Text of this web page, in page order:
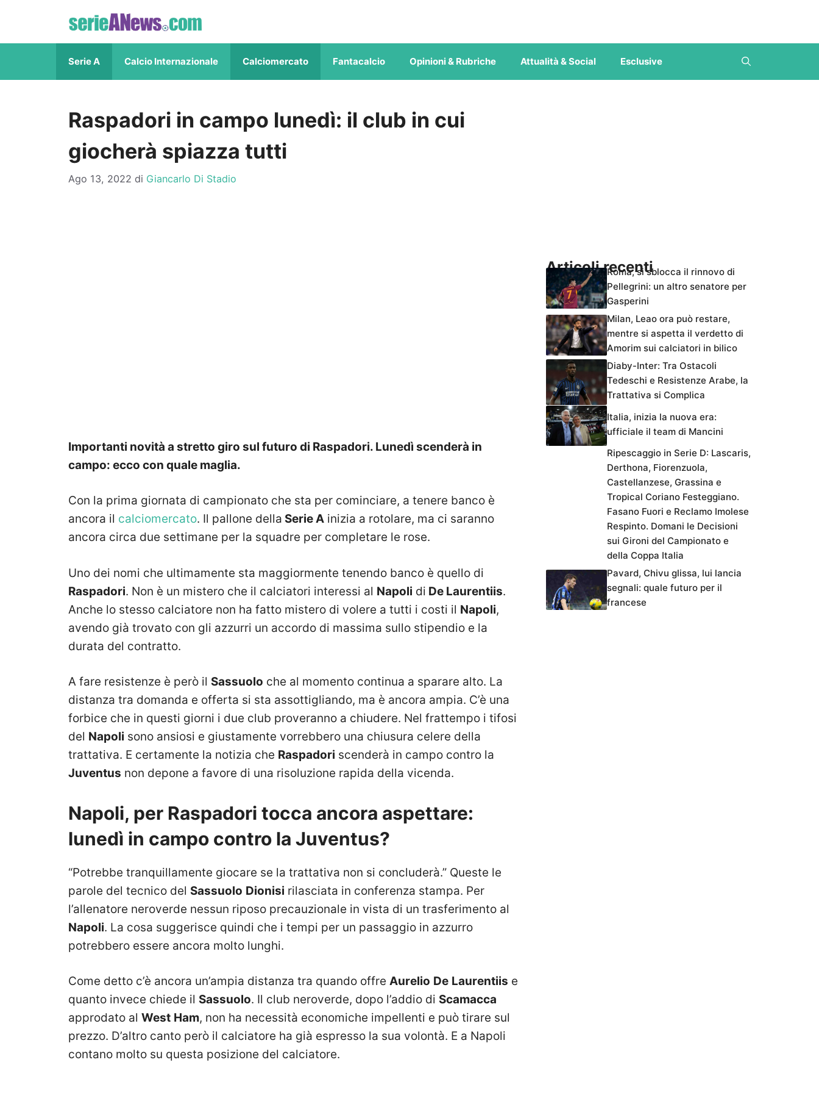
contenuto
Serie A Calcio Internazionale Calciomercato Fantacalcio Opinioni & Rubriche Attualità & Social Esclusive
Raspadori in campo lunedì: il club in cui
giocherà spiazza tutti
Ago 13, 2022 di Giancarlo Di Stadio
Importanti novità a stretto giro sul futuro di Raspadori. Lunedì scenderà in
campo: ecco con quale maglia.
Con la prima giornata di campionato che sta per cominciare, a tenere banco è
ancora il calciomercato. Il pallone della Serie A inizia a rotolare, ma ci saranno
ancora circa due settimane per la squadre per completare le rose.
Uno dei nomi che ultimamente sta maggiormente tenendo banco è quello di
Raspadori. Non è un mistero che il calciatori interessi al Napoli di De Laurentiis.
Anche lo stesso calciatore non ha fatto mistero di volere a tutti i costi il Napoli,
avendo già trovato con gli azzurri un accordo di massima sullo stipendio e la
durata del contratto.
A fare resistenze è però il Sassuolo che al momento continua a sparare alto. La
distanza tra domanda e offerta si sta assottigliando, ma è ancora ampia. C’è una
forbice che in questi giorni i due club proveranno a chiudere. Nel frattempo i tifosi
del Napoli sono ansiosi e giustamente vorrebbero una chiusura celere della
trattativa. E certamente la notizia che Raspadori scenderà in campo contro la
Juventus non depone a favore di una risoluzione rapida della vicenda.
Napoli, per Raspadori tocca ancora aspettare:
lunedì in campo contro la Juventus?
“Potrebbe tranquillamente giocare se la trattativa non si concluderà.” Queste le
parole del tecnico del Sassuolo Dionisi rilasciata in conferenza stampa. Per
l’allenatore neroverde nessun riposo precauzionale in vista di un trasferimento al
Napoli. La cosa suggerisce quindi che i tempi per un passaggio in azzurro
potrebbero essere ancora molto lunghi.
Come detto c’è ancora un’ampia distanza tra quando offre Aurelio De Laurentiis e
quanto invece chiede il Sassuolo. Il club neroverde, dopo l’addio di Scamacca
approdato al West Ham, non ha necessità economiche impellenti e può tirare sul
prezzo. D’altro canto però il calciatore ha già espresso la sua volontà. E a Napoli
contano molto su questa posizione del calciatore.
Articoli recentiRoma, si sblocca il rinnovo di
Pellegrini: un altro senatore per
Gasperini
Milan, Leao ora può restare,
mentre si aspetta il verdetto di
Amorim sui calciatori in bilico
Diaby-Inter: Tra Ostacoli
Tedeschi e Resistenze Arabe, la
Trattativa si Complica
Italia, inizia la nuova era:
ufficiale il team di Mancini
Ripescaggio in Serie D: Lascaris,
Derthona, Fiorenzuola,
Castellanzese, Grassina e
Tropical Coriano Festeggiano.
Fasano Fuori e Reclamo Imolese
Respinto. Domani le Decisioni
sui Gironi del Campionato e
della Coppa Italia
Pavard, Chivu glissa, lui lancia
segnali: quale futuro per il
francese